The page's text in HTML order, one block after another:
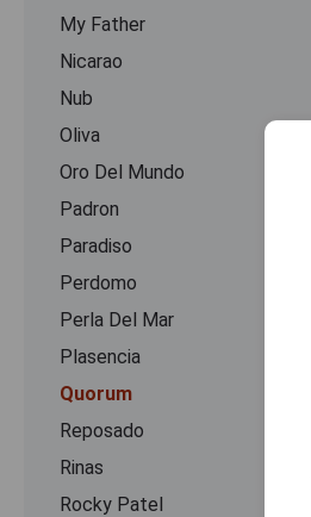
My Father
Nicarao
Nub
Oliva
Oro Del Mundo
Padron
Paradiso
Perdomo
Perla Del Mar
Plasencia
Quorum
Reposado
Rinas
Rocky Patel